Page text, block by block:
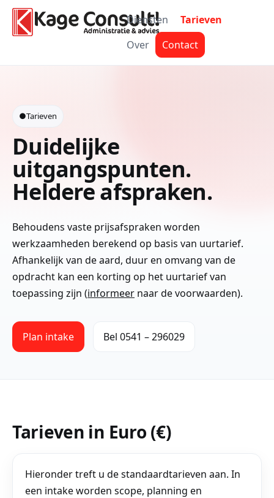
Diensten
Tarieven
Over
Contact
●Tarieven
Duidelijke
uitgangspunten.
Heldere afspraken.
Behoudens vaste prijsafspraken worden
werkzaamheden berekend op basis van uurtarief.
Afhankelijk van de aard, duur en omvang van de
opdracht kan een korting op het uurtarief van
toepassing zijn (informeer naar de voorwaarden).
Plan intake Bel 0541 – 296029
Tarieven in Euro (€)
Hieronder treft u de standaardtarieven aan. In
een intake worden scope, planning en